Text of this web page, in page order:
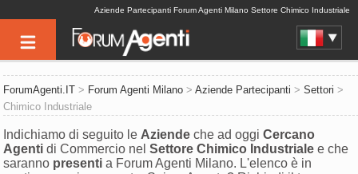
Aziende Partecipanti Forum Agenti Milano Settore Chimico Industriale
ForumAgenti.IT > Forum Agenti Milano >Aziende Partecipanti >Settori >
Chimico Industriale
Indichiamo di seguito le Aziende che ad oggiCercano
Agenti di Commercio nelSettore Chimico Industriale e che
saranno presenti a Forum Agenti Milano. L'elenco è in